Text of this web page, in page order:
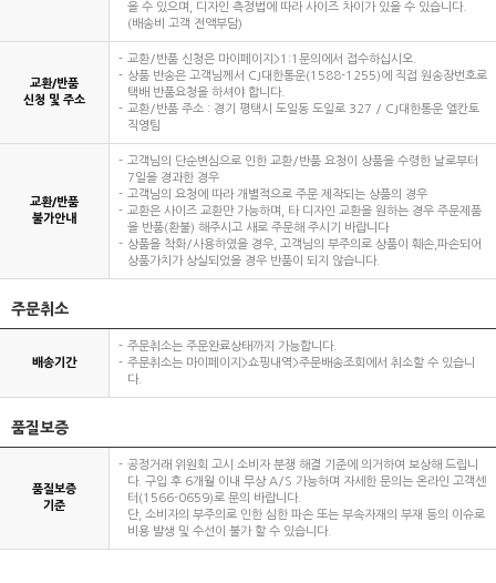
을 수 있으며, 디자인 측정법에 따라 사이즈 차이가 있을 수 있습니다.
(배송비 고객 전액부담)
교환/반품
신청 및 주소
교환/반품 신청은 마이페이지>1:1문의에서 접수하십시오.
상품 반송은 고객님께서 CJ대한통운(1588-1255)에 직접 원송장번호로
택배 반품요청을 하셔야 합니다.
교환/반품 주소 : 경기 평택시 도일동 도일로 327 / CJ대한통운 엘칸토
직영팀
교환/반품
불가안내
고객님의 단순변심으로 인한 교환/반품 요청이 상품을 수령한 날로부터
7일을 경과한 경우
고객님의 요청에 따라 개별적으로 주문 제작되는 상품의 경우
교환은 사이즈 교환만 가능하며, 타 디자인 교환을 원하는 경우 주문제품
을 반품(환불) 해주시고 새로 주문해 주시기 바랍니다
상품을 착화/사용하였을 경우, 고객님의 부주의로 상품이 훼손,파손되어
상품가치가 상실되었을 경우 반품이 되지 않습니다.
주문취소
배송기간
주문취소는 주문완료상태까지 가능합니다.
주문취소는 마이페이지>쇼핑내역>주문배송조회에서 취소할 수 있습니
다.
품질보증
품질보증
기준
공정거래 위원회 고시 소비자 분쟁 해결 기준에 의거하여 보상해 드립니
다. 구입 후 6개월 이내 무상 A/S 가능하며 자세한 문의는 온라인 고객센
터(1566-0659)로 문의 바랍니다.
단, 소비자의 부주의로 인한 심한 파손 또는 부속자재의 부재 등의 이슈로
비용 발생 및 수선이 불가 할 수 있습니다.